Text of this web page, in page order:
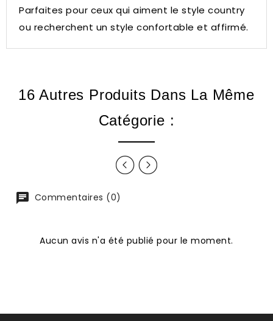
Parfaites pour ceux qui aiment le style country
ou recherchent un style confortable et affirmé.
16 Autres Produits Dans La Même
Catégorie :
Commentaires (0)
Aucun avis n'a été publié pour le moment.